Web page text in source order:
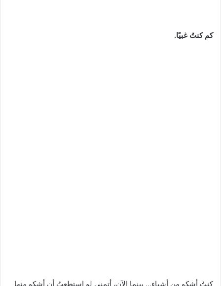
كم كنتُ غبيًا.
كنتُ أشكو من أشياء… بينما الآن، أتمنى لو استطعتُ أن أشكو منها